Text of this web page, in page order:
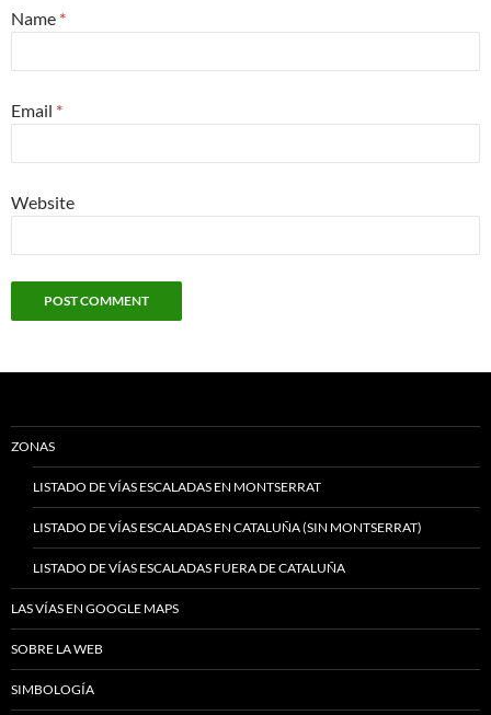
Name *
Email *
Website
ZONAS
LISTADO DE VÍAS ESCALADAS EN MONTSERRAT
LISTADO DE VÍAS ESCALADAS EN CATALUÑA (SIN MONTSERRAT)
LISTADO DE VÍAS ESCALADAS FUERA DE CATALUÑA
LAS VÍAS EN GOOGLE MAPS
SOBRE LA WEB
SIMBOLOGÍA